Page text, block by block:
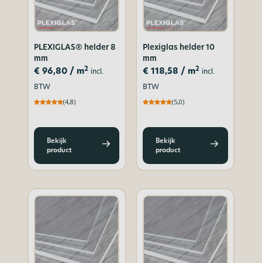
PLEXIGLAS® helder 8
mm
€ 96,80 / m2 incl.
BTW
(4,8)
Bekijk
product
Plexiglas helder 10
mm
€ 118,58 / m2 incl.
BTW
(5,0)
Bekijk
product